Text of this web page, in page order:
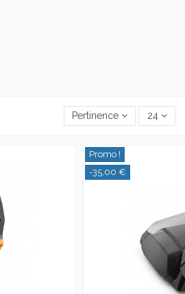
Pertinence 24
Promo !
-35,00 €